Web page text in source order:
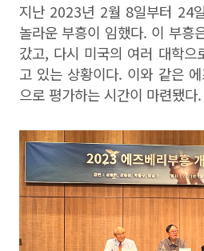
지난 2023년 2월 8일부터 24
놀라운 부흥이 임했다. 이 부흥
갔고, 다시 미국의 여러 대학으
고 있는 상황이다. 이와 같은
으로 평가하는 시간이 마련됐다.